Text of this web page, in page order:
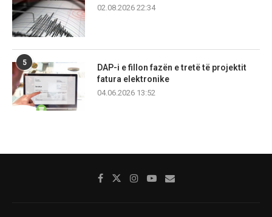
02.08.2026 22:34
5
DAP-i e fillon fazën e tretë të projektit
fatura elektronike
04.06.2026 13:52